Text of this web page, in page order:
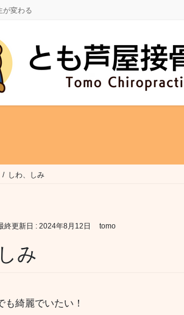
が変わる
しわ、しみ
終更新日 : 2024年8月12日 tomo
み
も綺麗でいたい！